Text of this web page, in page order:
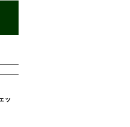
ッ